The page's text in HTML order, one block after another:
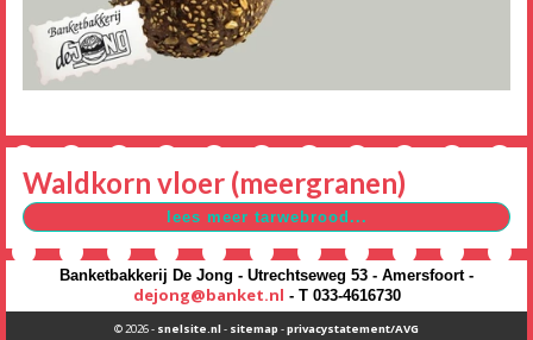
Waldkorn vloer (meergranen)
Banketbakkerij De Jong - Utrechtseweg 53 - Amersfoort -
dejong@banket.nl - T 033-4616730
© 2026 - snelsite.nl- sitemap -privacystatement/AVG